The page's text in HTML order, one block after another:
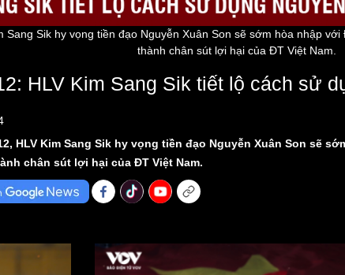
Sang Sik hy vọng tiền đạo Nguyễn Xuân Son sẽ sớm hòa nhập
thành chân sút lợi hại của ĐT Việt Nam.
HLV Kim Sang Sik tiết lộ cách sử
HLV Kim Sang Sik hy vọng tiền đạo Nguyễn Xuân Son sẽ
chân sút lợi hại của ĐT Việt Nam.